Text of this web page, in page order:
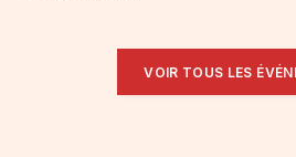
VOIR TOUS LES